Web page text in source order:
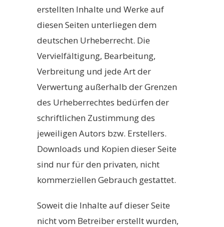
erstellten Inhalte und Werke auf
diesen Seiten unterliegen dem
deutschen Urheberrecht. Die
Vervielfältigung, Bearbeitung,
Verbreitung und jede Art der
Verwertung außerhalb der Grenzen
des Urheberrechtes bedürfen der
schriftlichen Zustimmung des
jeweiligen Autors bzw. Erstellers.
Downloads und Kopien dieser Seite
sind nur für den privaten, nicht
kommerziellen Gebrauch gestattet.
Soweit die Inhalte auf dieser Seite
nicht vom Betreiber erstellt wurden,